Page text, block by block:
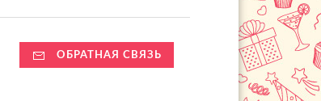
ОБРАТНАЯ СВЯЗЬ